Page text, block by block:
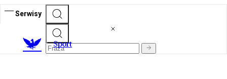
Serwisy
Sport